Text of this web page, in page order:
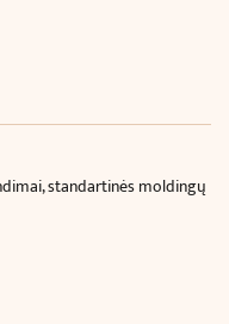
standartinės moldingų